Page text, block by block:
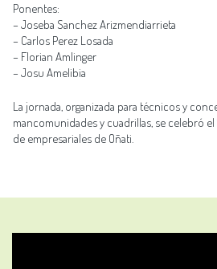
Ponentes:
– Joseba Sanchez Arizmendiarrieta
– Carlos Perez Losada
– Florian Amlinger
– Josu Amelibia
La jornada, organizada para técnicos y
mancomunidades y cuadrillas, se celebró
de empresariales de Oñati.